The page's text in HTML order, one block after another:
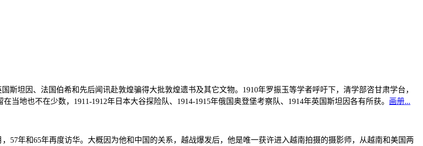
国斯坦因、法国伯希和先后闻讯赴敦煌骗得大批敦煌遗书及其它文物。1910年罗振玉等学者呼吁下，清学部咨甘肃学台，
当地也不在少数，1911-1912年日本大谷探险队、1914-1915年俄国奥登堡考察队、1914年英国斯坦因各有所获。 画册...
，57年和65年再度访华。大概因为他和中国的关系，越战爆发后，他是唯一获许进入越南拍摄的摄影师，从越南和美国两